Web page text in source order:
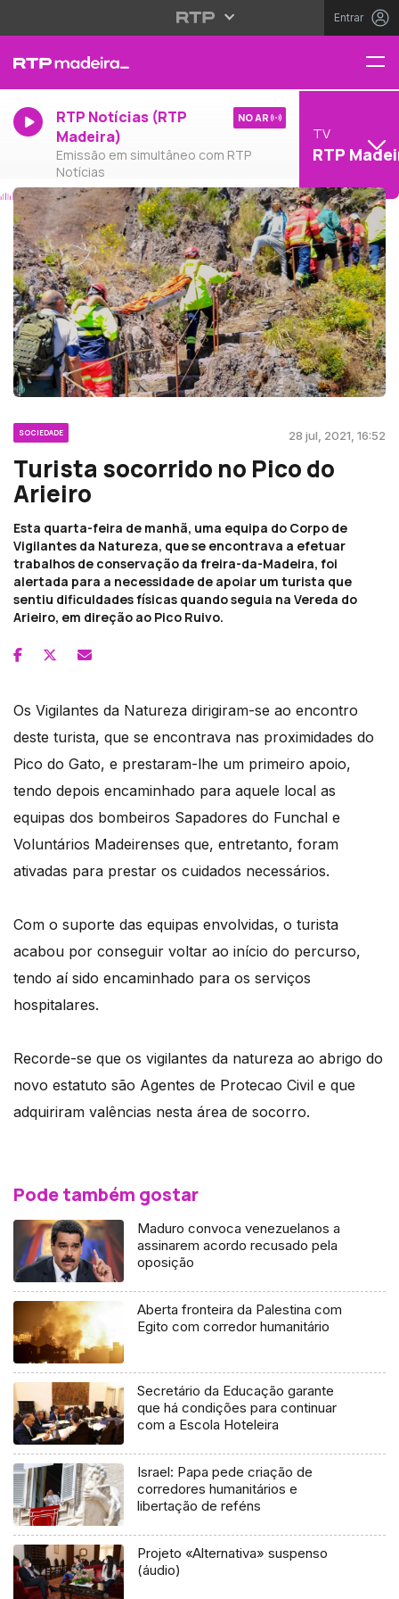
Entrar
RTP Notícias (RTP
Madeira)
Emissão em simultâneo com RTP
Notícias
NO AR
TV
RTP
SOCIEDADE 28 jul, 2021, 16:52
Turista socorrido no Pico do
Arieiro
Esta quarta-feira de manhã, uma equipa do Corpo de
Vigilantes da Natureza, que se encontrava a efetuar
trabalhos de conservação da freira-da-Madeira, foi
alertada para a necessidade de apoiar um turista que
sentiu dificuldades físicas quando seguia na Vereda do
Arieiro, em direção ao Pico Ruivo.
Os Vigilantes da Natureza dirigiram-se ao encontro
deste turista, que se encontrava nas proximidades do
Pico do Gato, e prestaram-lhe um primeiro apoio,
tendo depois encaminhado para aquele local as
equipas dos bombeiros Sapadores do Funchal e
Voluntários Madeirenses que, entretanto, foram
ativadas para prestar os cuidados necessários.
Com o suporte das equipas envolvidas, o turista
acabou por conseguir voltar ao início do percurso,
tendo aí sido encaminhado para os serviços
hospitalares.
Recorde-se que os vigilantes da natureza ao abrigo do
novo estatuto são Agentes de Protecao Civil e que
adquiriram valências nesta área de socorro.
Pode também gostar
Maduro convoca venezuelanos a
assinarem acordo recusado pela
oposição
Aberta fronteira da Palestina com
Egito com corredor humanitário
Secretário da Educação garante
que há condições para continuar
com a Escola Hoteleira
Israel: Papa pede criação de
corredores humanitários e
libertação de reféns
Projeto «Alternativa» suspenso
(áudio)